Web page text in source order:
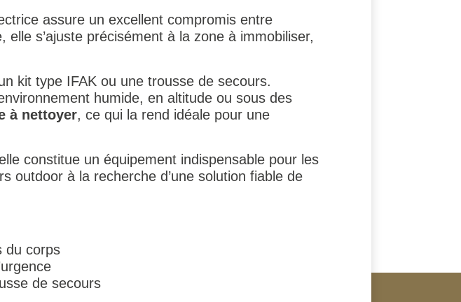
assure un excellent compromis entre
elle s’ajuste précisément à la zone à immobiliser,
kit type IFAK ou une trousse de secours.
humide, en altitude ou sous des
à nettoyer, ce qui la rend idéale pour une
constitue un équipement indispensable pour les
outdoor à la recherche d’une solution fiable de
du corps
de secours